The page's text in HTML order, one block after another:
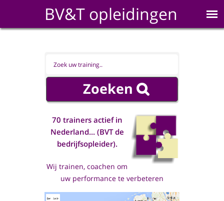
BV&T opleidingen
70 trainers actief in
Nederland... (BVT de
bedrijfsopleider).
Wij trainen, coachen om
uw performance te verbeteren